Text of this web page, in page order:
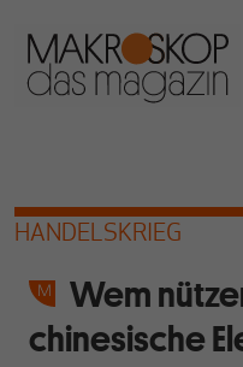
HANDELSKRIEG
Wem
chinesische